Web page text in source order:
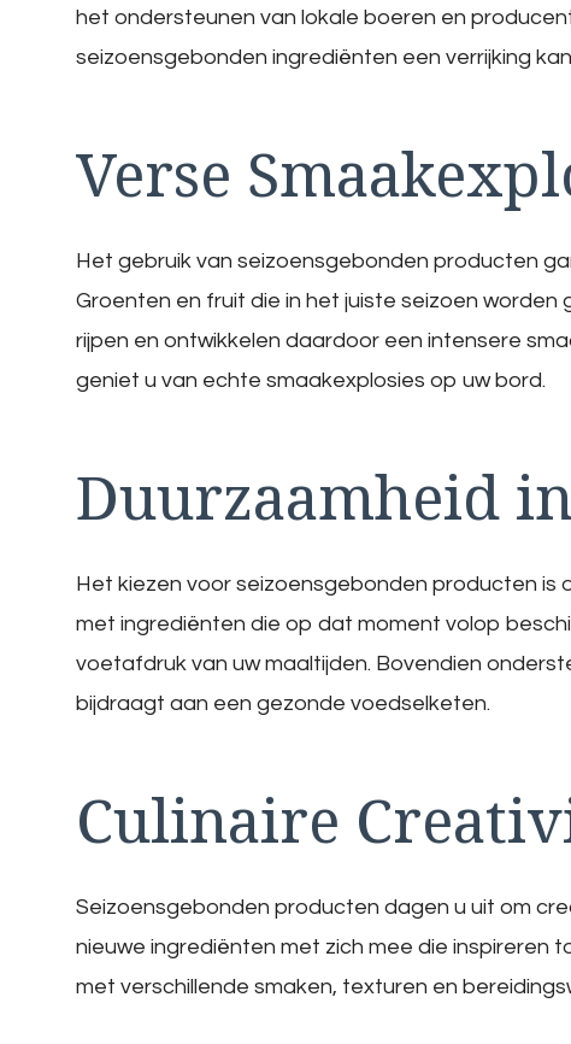
het ondersteunen van lokale boeren en
seizoensgebonden ingrediënten een verrijking
Verse
Het gebruik van seizoensgebonden producten
Groenten en fruit die in het juiste seizoen
rijpen en ontwikkelen daardoor een intensere
geniet u van echte smaakexplosies op uw bord.
Duurzaamheid
Het kiezen voor seizoensgebonden producten is
met ingrediënten die op dat moment volop
voetafdruk van uw maaltijden. Bovendien
bijdraagt aan een gezonde voedselketen.
Culinaire
Seizoensgebonden producten dagen u uit om
nieuwe ingrediënten met zich mee die inspireren
met verschillende smaken, texturen en